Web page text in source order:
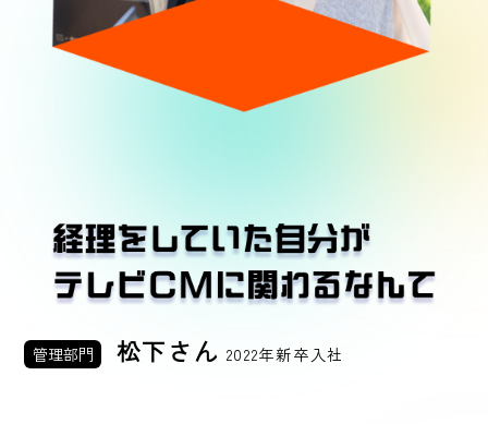
管理部門 松下さん 2022年新卒入社